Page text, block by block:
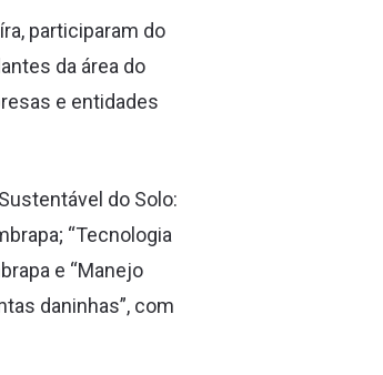
participaram do
da área do
e entidades
do Solo:
“Tecnologia
e “Manejo
daninhas”, com